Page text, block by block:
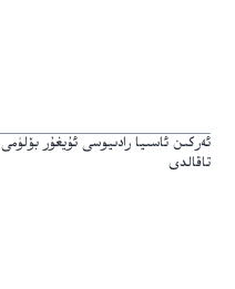
ئەركىن ئاسىيا رادىيوسى ئۇيغۇر بۆلۈمى
تاقالدى